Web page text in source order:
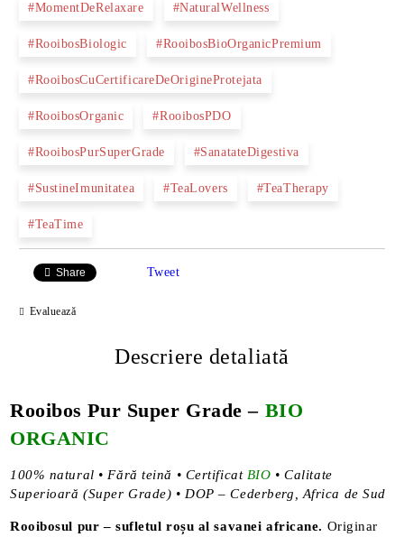
#MomentDeRelaxare #NaturalWellness
#RooibosBiologic #RooibosBioOrganicPremium
#RooibosCuCertificareDeOrigineProtejata
#RooibosOrganic #RooibosPDO
#RooibosPurSuperGrade #SanatateDigestiva
#SustineImunitatea #TeaLovers #TeaTherapy
#TeaTime
Share Tweet
Evaluează
Descriere detaliată
Rooibos Pur Super Grade – BIO
ORGANIC
100% natural • Fără teină • Certificat BIO • Calitate
Superioară (Super Grade) • DOP – Cederberg, Africa de Sud
Rooibosul pur – sufletul roșu al savanei africane. Originar